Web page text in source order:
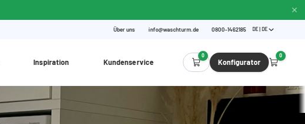
Über uns info@waschturm.de 0800-1462185 DE | DE
Inspiration Kundenservice
0
Konfigurator
0